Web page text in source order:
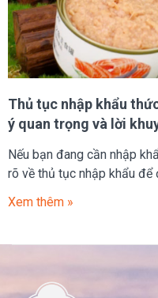
Thủ tục nhập khẩu
ý quan trọng và lời
Nếu bạn đang cần nhập
rõ về thủ tục nhập khẩu
Xem thêm »